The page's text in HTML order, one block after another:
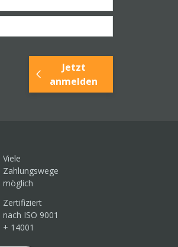
Jetzt
anmelden
Viele
Zahlungswege
möglich
Zertifiziert
nach ISO 9001
+ 14001